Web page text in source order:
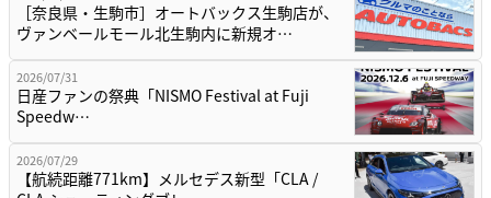
［奈良県・生駒市］オートバックス生駒店が、
ヴァンベールモール北生駒内に新規オ…
2026/07/31
日産ファンの祭典「NISMO Festival at Fuji
Speedw…
2026/07/29
【航続距離771km】メルセデス新型「CLA /